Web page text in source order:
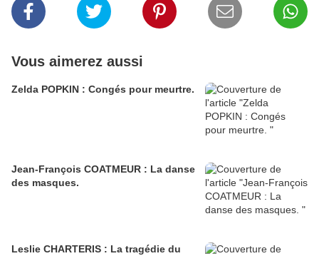
Vous aimerez aussi
Zelda POPKIN : Congés pour meurtre.
Jean-François COATMEUR : La danse
des masques.
Leslie CHARTERIS : La tragédie du